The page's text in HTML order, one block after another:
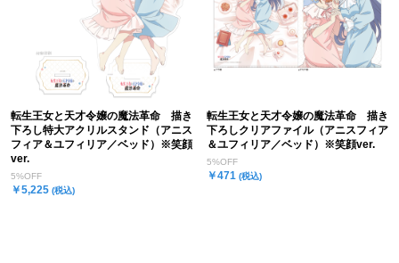
転生王女と天才令嬢の魔法革命 描き
下ろし特大アクリルスタンド（アニス
フィア＆ユフィリア／ベッド）※笑顔
ver.
5%OFF
￥5,225 (税込)
転生王女と天才令嬢の魔法革命 描き
下ろしクリアファイル（アニスフィア
＆ユフィリア／ベッド）※笑顔ver.
5%OFF
￥471 (税込)